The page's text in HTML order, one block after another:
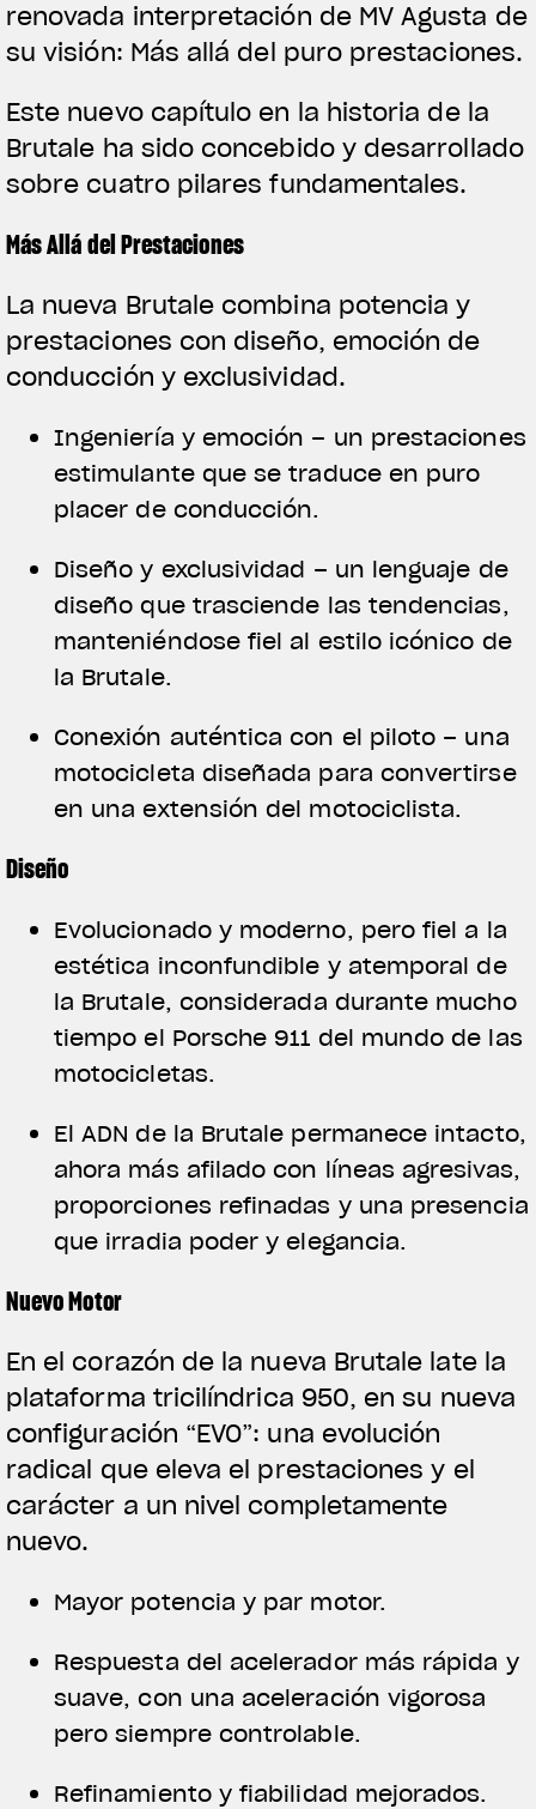
renovada interpretación de MV Agusta de
su visión: Más allá del puro prestaciones.
Este nuevo capítulo en la historia de la
Brutale ha sido concebido y desarrollado
sobre cuatro pilares fundamentales.
Más Allá del Prestaciones
La nueva Brutale combina potencia y
prestaciones con diseño, emoción de
conducción y exclusividad.
Ingeniería y emoción – un prestaciones
estimulante que se traduce en puro
placer de conducción.
Diseño y exclusividad – un lenguaje de
diseño que trasciende las tendencias,
manteniéndose fiel al estilo icónico de
la Brutale.
Conexión auténtica con el piloto – una
motocicleta diseñada para convertirse
en una extensión del motociclista.
Diseño
Evolucionado y moderno, pero fiel a la
estética inconfundible y atemporal de
la Brutale, considerada durante mucho
tiempo el Porsche 911 del mundo de las
motocicletas.
El ADN de la Brutale permanece intacto,
ahora más afilado con líneas agresivas,
proporciones refinadas y una presencia
que irradia poder y elegancia.
Nuevo Motor
En el corazón de la nueva Brutale late la
plataforma tricilíndrica 950, en su nueva
configuración “EVO”: una evolución
radical que eleva el prestaciones y el
carácter a un nivel completamente
nuevo.
Mayor potencia y par motor.
Respuesta del acelerador más rápida y
suave, con una aceleración vigorosa
pero siempre controlable.
Refinamiento y fiabilidad mejorados.